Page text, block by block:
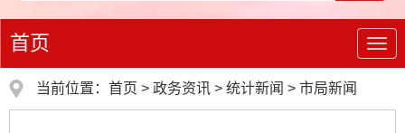
导
航
首页
当前位置： 首页 > 政务资讯 > 统计新闻 > 市局新闻